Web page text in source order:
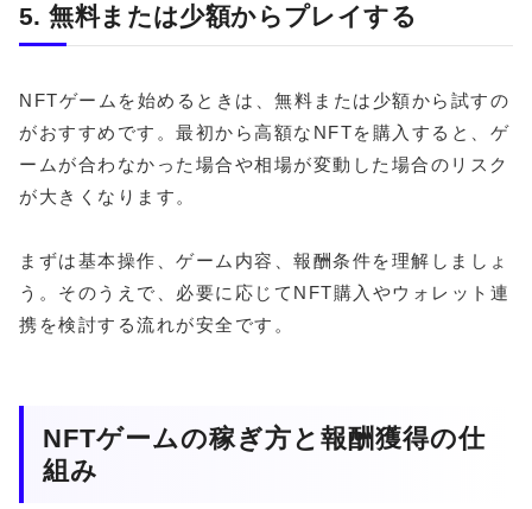
5. 無料または少額からプレイする
NFTゲームを始めるときは、無料または少額から試すの
がおすすめです。最初から高額なNFTを購入すると、ゲ
ームが合わなかった場合や相場が変動した場合のリスク
が大きくなります。
まずは基本操作、ゲーム内容、報酬条件を理解しましょ
う。そのうえで、必要に応じてNFT購入やウォレット連
携を検討する流れが安全です。
NFTゲームの稼ぎ方と報酬獲得の仕
組み